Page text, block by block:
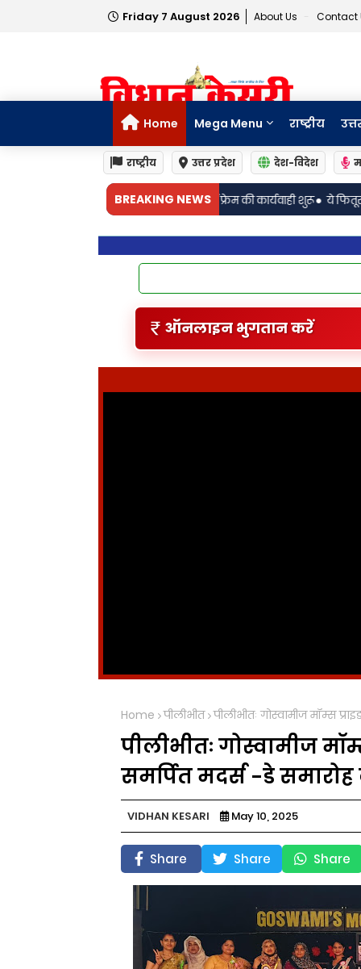
Friday 7 August 2026 About Us Contact
Home Mega Menu राष्ट्रीय
राष्ट्रीय उत्तर प्रदेश देश-विदेश
BREAKING NEWS
में चार्ज फ्रेम की कार्यवाही शुरू• ये फितूर तेरा रिव्यू: कबीर सिंह की याद
ऑनलाइन भुगतान करें
Home पीलीभीत पीलीभीतः गोस्वामीज मॉम्स
पीलीभीतः गोस्वामीज
समर्पित मदर्स -डे
VIDHAN KESARI May 10, 2025
Share Share Share